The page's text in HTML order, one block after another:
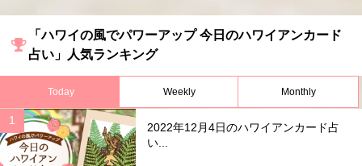
「ハワイの風でパワーアップ 今日のハワイアンカード
占い」人気ランキング
Today Weekly Monthly
2022年12月4日のハワイアンカード占
い...